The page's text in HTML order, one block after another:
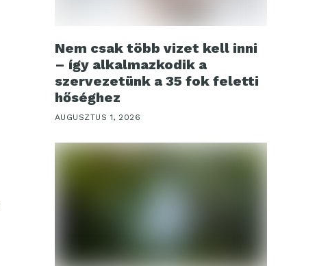
Nem csak több vizet kell inni
– így alkalmazkodik a
szervezetünk a 35 fok feletti
hőséghez
AUGUSZTUS 1, 2026